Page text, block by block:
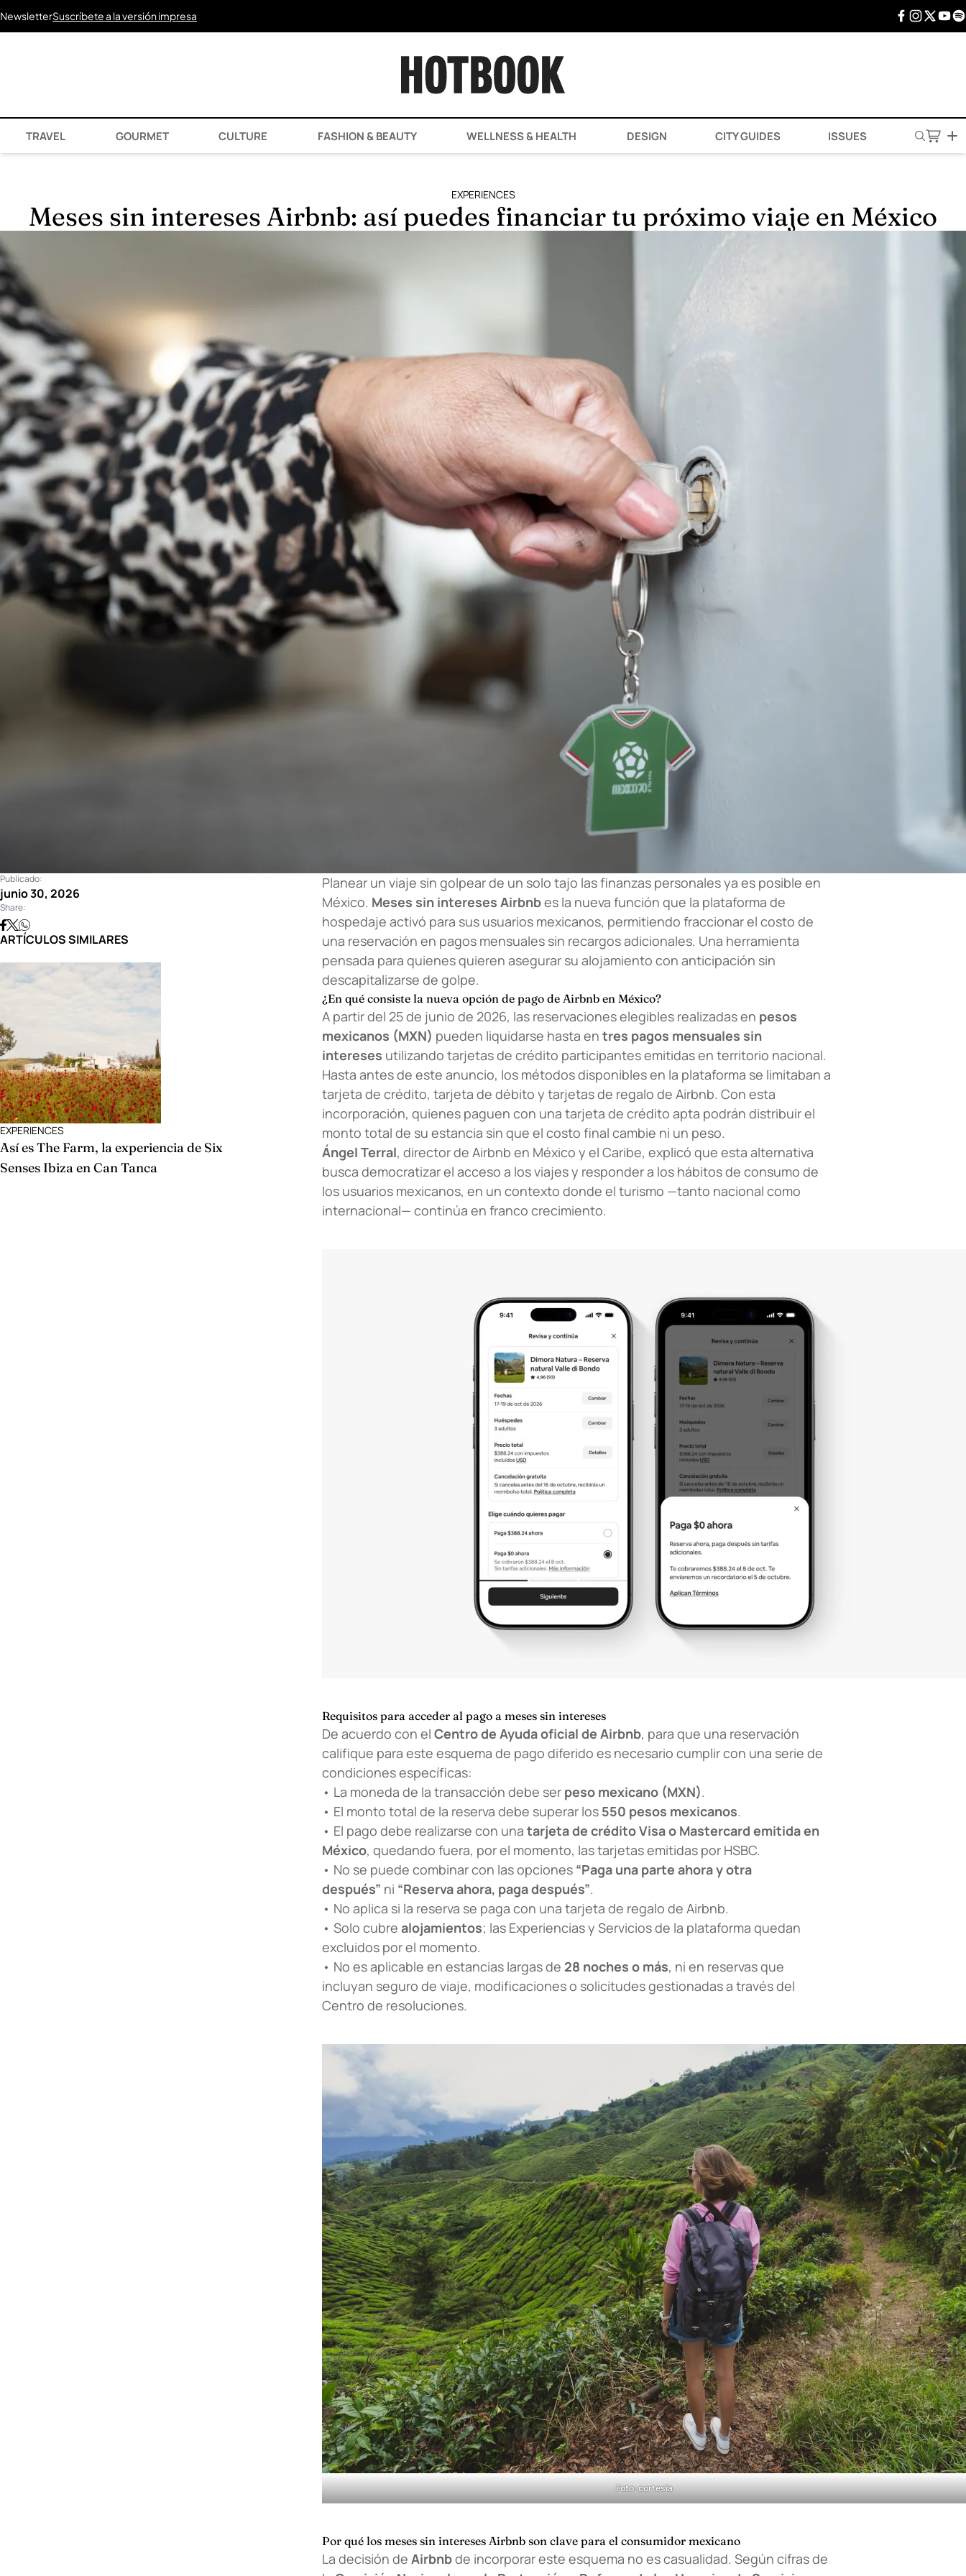
NewsletterSuscríbete a la versión impresa
TRAVEL GOURMET CULTURE FASHION & BEAUTY WELLNESS & HEALTH DESIGN CITY GUIDES ISSUES
EXPERIENCES
Meses sin intereses Airbnb: así puedes financiar tu próximo viaje en México
Planear un viaje sin golpear de un solo tajo las finanzas personales ya es posible en
México. Meses sin intereses Airbnbes la nueva función que la plataforma de
hospedaje activó para sus usuarios mexicanos, permitiendo fraccionar el costo de
una reservación en pagos mensuales sin recargos adicionales. Una herramienta
pensada para quienes quieren asegurar su alojamiento con anticipación sin
descapitalizarse de golpe.
¿En qué consiste la nueva opción de pago de Airbnb en México?
A partir del 25 de junio de 2026, las reservaciones elegibles realizadas en pesos
mexicanos (MXN) pueden liquidarse hasta en tres pagos mensuales sin
intereses utilizando tarjetas de crédito participantes emitidas en territorio nacional.
Hasta antes de este anuncio, los métodos disponibles en la plataforma se limitaban a
tarjeta de crédito, tarjeta de débito y tarjetas de regalo de Airbnb. Con esta
incorporación, quienes paguen con una tarjeta de crédito apta podrán distribuir el
monto total de su estancia sin que el costo final cambie ni un peso.
Ángel Terral, director de Airbnb en México y el Caribe, explicó que esta alternativa
busca democratizar el acceso a los viajes y responder a los hábitos de consumo de
los usuarios mexicanos, en un contexto donde el turismo —tanto nacional como
internacional— continúa en franco crecimiento.
Requisitos para acceder al pago a meses sin intereses
De acuerdo con el Centro de Ayuda oficial de Airbnb, para que una reservación
califique para este esquema de pago diferido es necesario cumplir con una serie de
condiciones específicas:
• La moneda de la transacción debe ser peso mexicano (MXN).
• El monto total de la reserva debe superar los 550 pesos mexicanos.
• El pago debe realizarse con una tarjeta de crédito Visa o Mastercard emitida en
México, quedando fuera, por el momento, las tarjetas emitidas por HSBC.
• No se puede combinar con las opciones “Paga una parte ahora y otra
después” ni “Reserva ahora, paga después”.
• No aplica si la reserva se paga con una tarjeta de regalo de Airbnb.
• Solo cubre alojamientos; las Experiencias y Servicios de la plataforma quedan
excluidos por el momento.
• No es aplicable en estancias largas de 28 noches o más, ni en reservas que
incluyan seguro de viaje, modificaciones o solicitudes gestionadas a través del
Centro de resoluciones.
Foto: cortesía
Por qué los meses sin intereses Airbnb son clave para el consumidor mexicano
La decisión de Airbnbde incorporar este esquema no es casualidad. Según cifras de
Publicado:
junio 30, 2026
Share:
ARTÍCULOS SIMILARES
EXPERIENCES
Así es The Farm, la experiencia de Six
Senses Ibiza en Can Tanca